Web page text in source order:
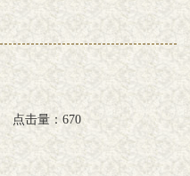
点击量：670